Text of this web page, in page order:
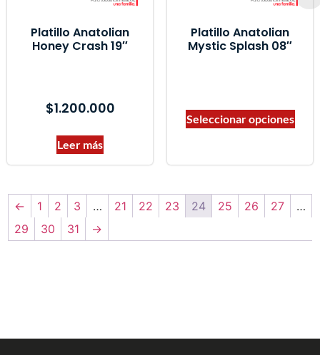
Platillo Anatolian
Honey Crash 19″
$1.200.000
Leer más
Platillo Anatolian
Mystic Splash 08″
Seleccionar opciones
← 1 2 3 … 21 22 23 24 25 26 27
…
29
30 31 →